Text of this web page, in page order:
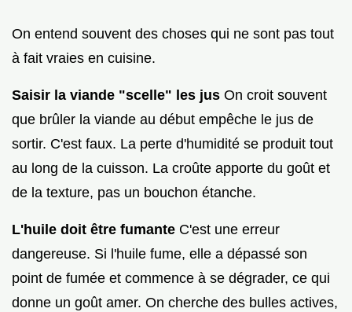
On entend souvent des choses qui ne sont pas tout
à fait vraies en cuisine.
Saisir la viande "scelle" les jus On croit souvent
que brûler la viande au début empêche le jus de
sortir. C'est faux. La perte d'humidité se produit tout
au long de la cuisson. La croûte apporte du goût et
de la texture, pas un bouchon étanche.
L'huile doit être fumante C'est une erreur
dangereuse. Si l'huile fume, elle a dépassé son
point de fumée et commence à se dégrader, ce qui
donne un goût amer. On cherche des bulles actives,